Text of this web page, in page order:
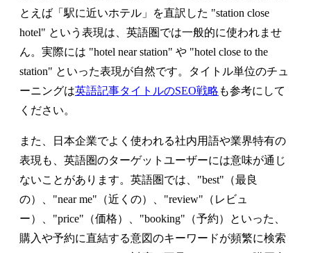
とえば「駅に近いホテル」を直訳した "station close
hotel" という表現は、英語圏では一般的に使われませ
ん。実際には "hotel near station" や "hotel close to the
station" といった表現が自然です。タイトル単位のチュ
ーニングは英語記事タイトルのSEO戦略 も参考にして
ください。
また、日本企業でよく使われる社内用語や業界特有の
表現も、英語圏のターゲットユーザーには意味が通じ
ないことがあります。英語圏では、"best"（最良
の）、"near me"（近くの）、"review"（レビュ
ー）、"price"（価格）、"booking"（予約）といった、
購入や予約に直結する意図のキーワードが頻繁に検索